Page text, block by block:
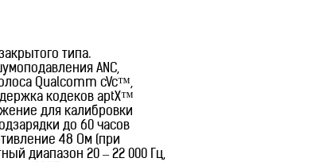
типа.
ANC,
Qualcomm cVc™,
кодеков aptX™
для калибровки
до 60 часов
48 Ом (при
диапазон 20 – 22 000 Гц,